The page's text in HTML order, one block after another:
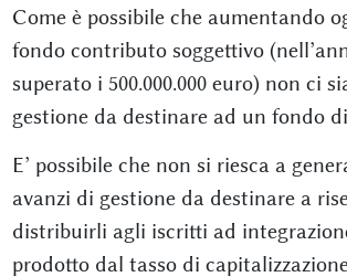
Come è possibile che aumentando
fondo contributo soggettivo
superato i 500.000.000 euro) non ci
gestione da destinare ad un fondo
E’ possibile che non si riesca a
avanzi di gestione da destinare a
distribuirli agli iscritti ad
prodotto dal tasso di